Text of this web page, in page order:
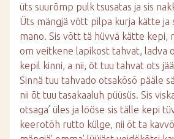
üts suurõmp pulk tsusatas ja sis
Üts mängjä võtt pilpa kurja kätte ja
mano. Sis võtt tä hüvvä kätte kepi,
om veitkene lapikost tahvat, ladva
kepil kinni, a nii, õt tuu tahvat ots
Sinnä tuu tahvado otsakõsõ pääle
nii õt tuu tasakaaluh püüsüs. Sis
otsaga’ üles ja lööse sis tälle kepi
keerotõh rutto külge, nii õt ta kavvõ